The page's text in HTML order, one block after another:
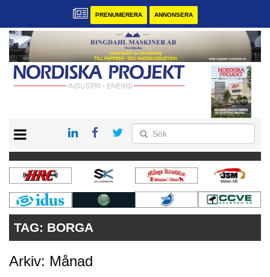
PRENUMERERA ANNONSERA
KONTAKT
VÅRA ANDRA MAGASIN
PRENUMERERA
ANNONSERA
TAG: BORGA
Arkiv: Månad